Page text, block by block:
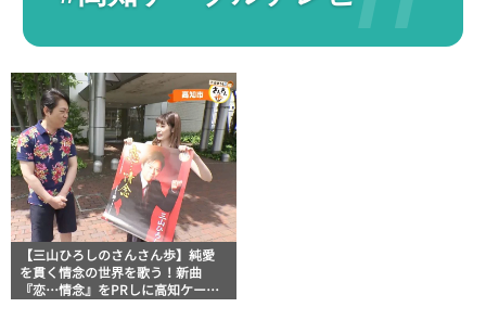
【三山ひろしのさんさん歩】純愛
を貫く情念の世界を歌う！新曲
『恋…情念』をPRしに高知ケーブ